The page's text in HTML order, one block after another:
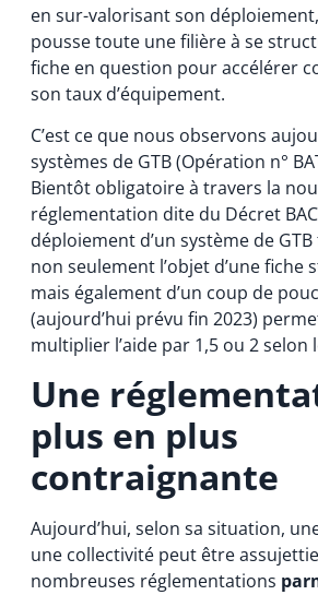
en sur-valorisant son
pousse toute une filière à se
fiche en question pour accélérer
son taux d’équipement.
C’est ce que nous observons
systèmes de GTB (Opération n°
Bientôt obligatoire à travers la
réglementation dite du Décret
déploiement d’un système de
non seulement l’objet d’une fiche
mais également d’un coup de
(aujourd’hui prévu fin 2023)
multiplier l’aide par 1,5 ou 2 selon
Une
plus en plus
contraignante
Aujourd’hui, selon sa situation,
une collectivité peut être
nombreuses réglementations